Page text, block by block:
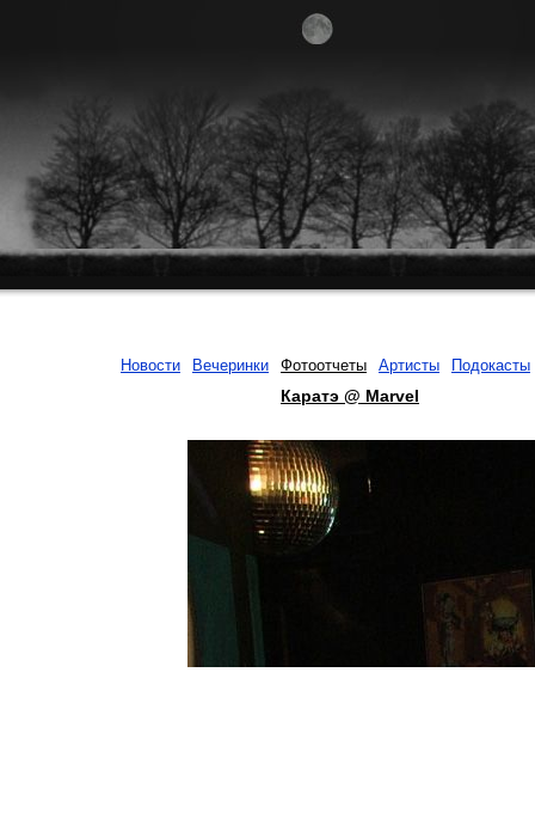
Новости Вечеринки Фотоотчеты Артисты Подокасты
Каратэ @ Marvel